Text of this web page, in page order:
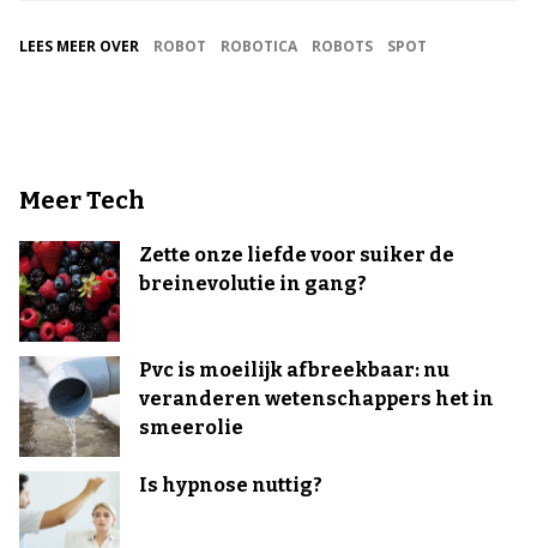
LEES MEER OVER ROBOT ROBOTICA ROBOTS SPOT
Meer Tech
Zette onze liefde voor suiker de
breinevolutie in gang?
Pvc is moeilijk afbreekbaar: nu
veranderen wetenschappers het in
smeerolie
Is hypnose nuttig?